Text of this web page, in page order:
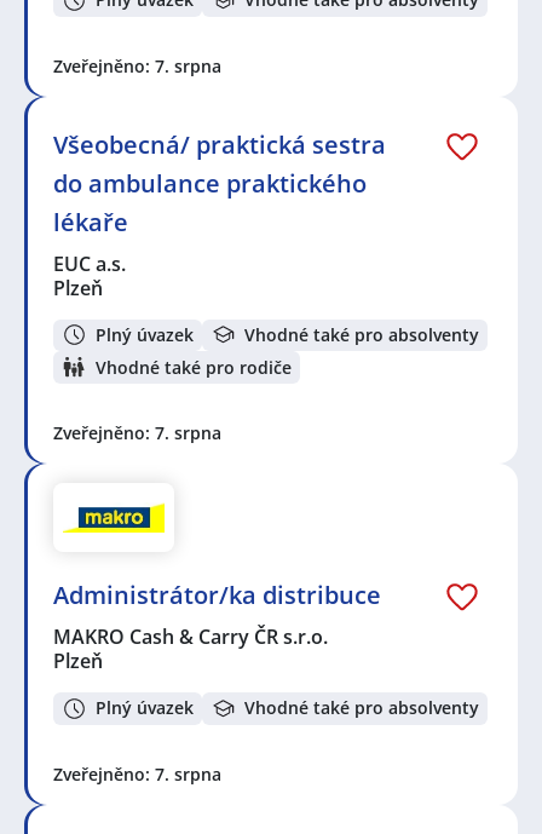
Zveřejněno: 7. srpna
Všeobecná/ praktická sestra
do ambulance praktického
lékaře
EUC a.s.
Plzeň
Plný úvazek
Vhodné také pro absolventy
Vhodné také pro rodiče
Zveřejněno: 7. srpna
Administrátor/ka distribuce
MAKRO Cash & Carry ČR s.r.o.
Plzeň
Plný úvazek Vhodné také pro absolventy
Zveřejněno: 7. srpna